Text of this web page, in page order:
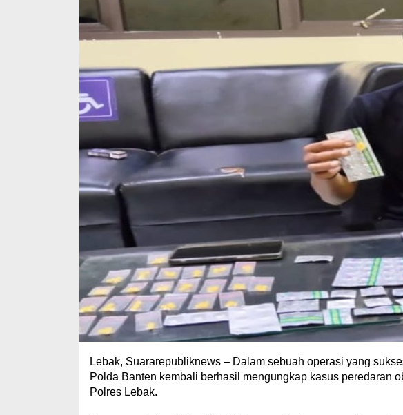
Lebak, Suararepubliknews – Dalam sebuah operasi yang
Polda Banten kembali berhasil mengungkap kasus peredaran
Polres Lebak.